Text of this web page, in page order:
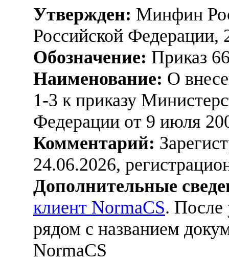
Утвержден: Минфин
Российской Федерации,
Обозначение: Приказ
Наименование: О
1-3 к приказу
Федерации от 9 июля
Комментарий:
24.06.2026,
Дополнительные
клиент NormaCS. После
рядом с названием
NormaCS